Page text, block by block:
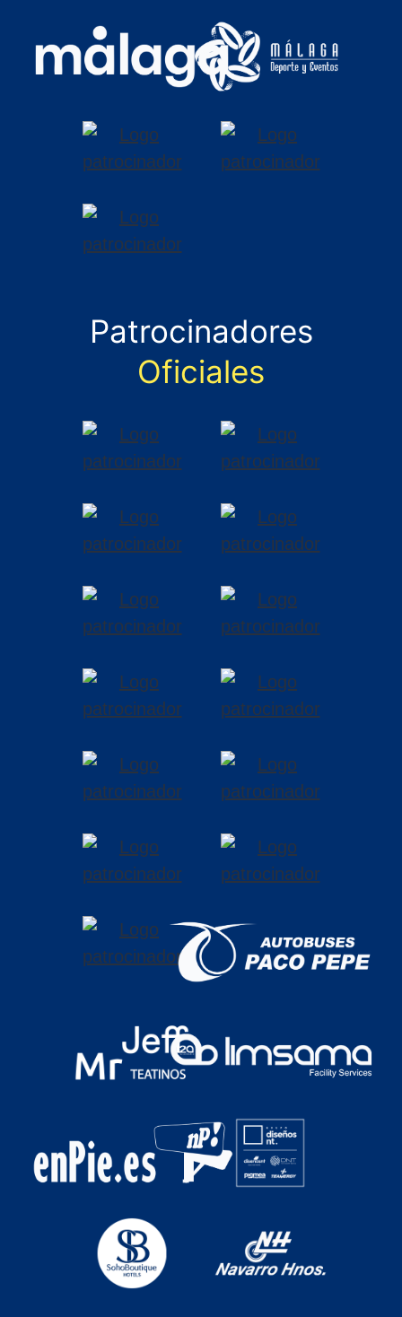
Patrocinadores
Oficiales